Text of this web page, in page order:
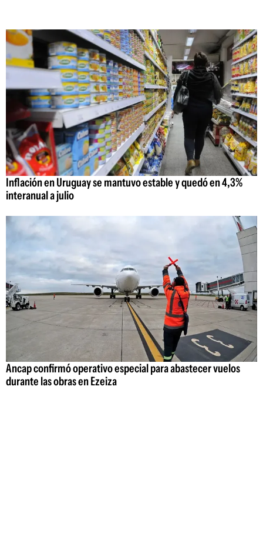
Inflación en Uruguay se mantuvo estable y quedó en 4,3%
interanual a julio
Ancap confirmó operativo especial para abastecer vuelos
durante las obras en Ezeiza